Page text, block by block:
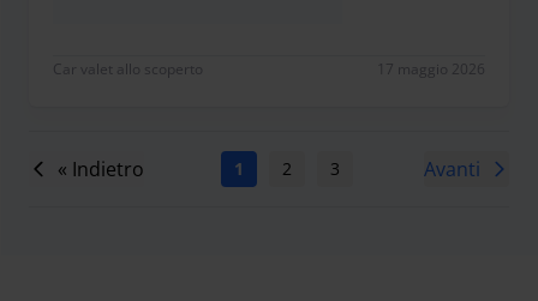
Car valet allo scoperto 17 maggio 2026
« Indietro 1 2 3 5 6
Avanti